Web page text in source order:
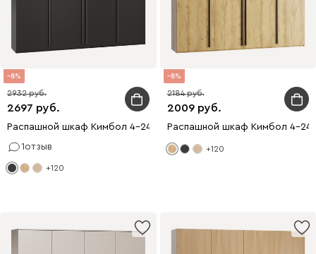
8
2697
2932
Распашной шкаф Кимбол 4-240x210 Черный с зеркалом
1отзыв
+120
8
2009
2184
Распашной шкаф Кимбол 4-
+120